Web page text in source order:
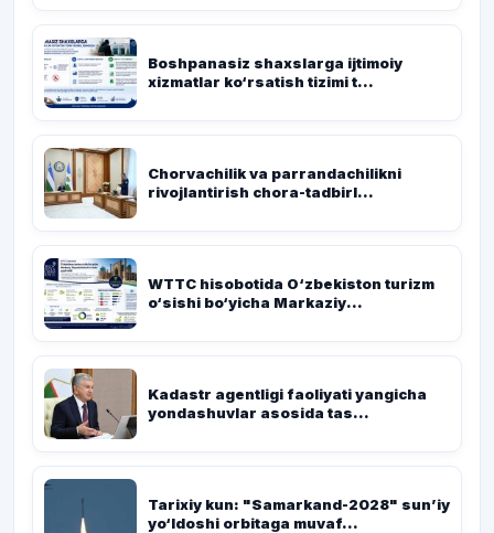
Boshpanasiz shaxslarga ijtimoiy
xizmatlar ko‘rsatish tizimi t...
Chorvachilik va parrandachilikni
rivojlantirish chora-tadbirl...
WTTC hisobotida O‘zbekiston turizm
o‘sishi bo‘yicha Markaziy...
Kadastr agentligi faoliyati yangicha
yondashuvlar asosida tas...
Tarixiy kun: "Samarkand-2028" sun’iy
yo‘ldoshi orbitaga muvaf...